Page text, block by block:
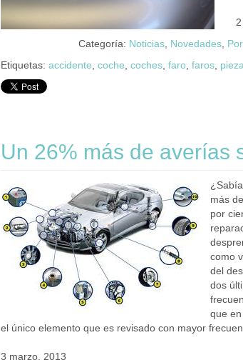
Categoría: Noticias, Novedades,
Etiquetas: accidente coche coches faro faros
Un 26% más de averías
más
por
como
del
dos
que
el único elemento que es revisado con mayor
3 marzo, 2013